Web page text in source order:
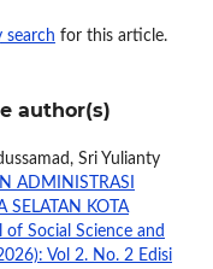
search for this article.
author(s)
Sri Yulianty
ADMINISTRASI
SELATAN KOTA
of Social Science and
Vol 2. No. 2 Edisi